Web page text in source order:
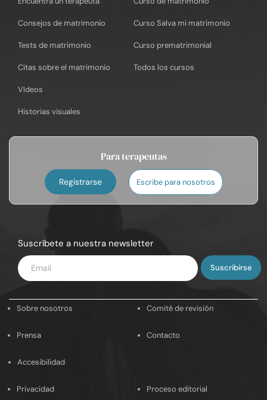
Consejos de matrimonio
Tests de matrimonio
Citas sobre el matrimonio
Vídeos
Historias visuales
Curso Salva mi matrimonio
Curso prematrimonial
Todos los cursos
Para terapeutas
Registrarse Escribe para nosotros
Suscríbete a nuestra newsletter
Introduce
tu
Sobre nosotros Comité de revisión
Prensa Contacto
Accesibilidad
Privacidad Proceso editorial